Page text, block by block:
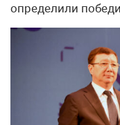
определили